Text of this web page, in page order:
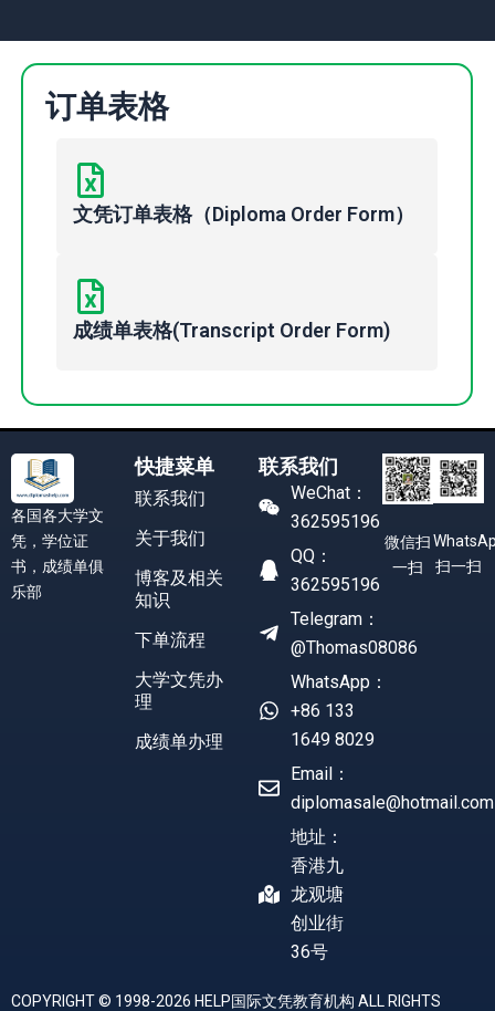
订单表格
文凭订单表格（Diploma Order Form）
成绩单表格(Transcript Order Form)
各国各大学文
凭，学位证
书，成绩单俱
乐部
快捷菜单
联系我们
关于我们
博客及相关
知识
下单流程
大学文凭办
理
成绩单办理
联系我们
WeChat：
362595196
QQ：
362595196
Telegram：
@Thomas08086
WhatsApp：
+86 133
1649 8029
Email：
diplomasale@hotmail.com
地址：
香港九
龙观塘
创业街
36号
微信扫
一扫
扫一扫
COPYRIGHT © 1998-2026 HELP国际文凭教育机构 ALL RIGHTS